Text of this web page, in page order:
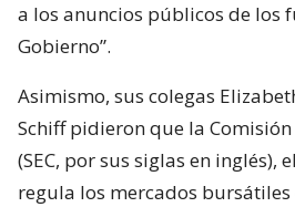
a los anuncios públicos de los
Gobierno”.
Asimismo, sus colegas
Schiff pidieron que la Comisión
(SEC, por sus siglas en inglés),
regula los mercados